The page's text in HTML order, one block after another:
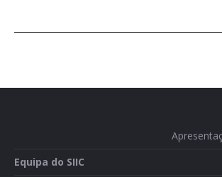
Equipa do SIIC